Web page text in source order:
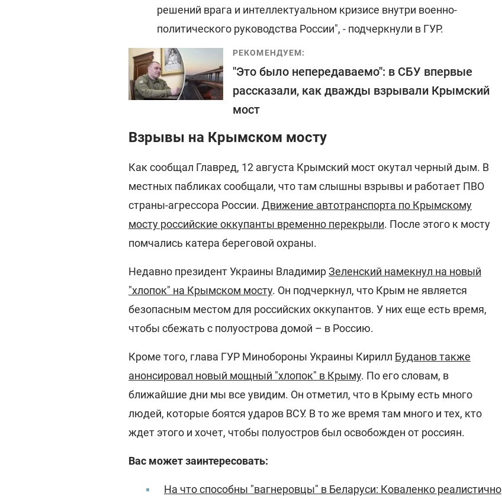
решений врага и интеллектуальном кризисе внутри военно-
политического руководства России", - подчеркнули в ГУР.
РЕКОМЕНДУЕМ:
"Это было непередаваемо": в СБУ впервые
рассказали, как дважды взрывали Крымский
мост
Взрывы на Крымском мосту
Как сообщал Главред, 12 августа Крымский мост окутал черный дым. В
местных пабликах сообщали, что там слышны взрывы и работает ПВО
страны-агрессора России. Движение автотранспорта по Крымскому
мосту российские оккупанты временно перекрыли. После этого к мосту
помчались катера береговой охраны.
Недавно президент Украины ВладимирЗеленский намекнул на новый
"хлопок" на Крымском мосту. Он подчеркнул, что Крым не является
безопасным местом для российских оккупантов. У них еще есть время,
чтобы сбежать с полуострова домой – в Россию.
Кроме того, глава ГУР Минобороны Украины Кирилл Буданов также
анонсировал новый мощный "хлопок" в Крыму. По его словам, в
ближайшие дни мы все увидим. Он отметил, что в Крыму есть много
людей, которые боятся ударов ВСУ. В то же время там много и тех, кто
ждет этого и хочет, чтобы полуостров был освобожден от россиян.
Вас может заинтересовать:
На что способны "вагнеровцы" в Беларуси: Коваленко реалистично